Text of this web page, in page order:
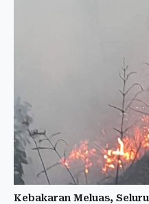
Kebakaran Meluas,